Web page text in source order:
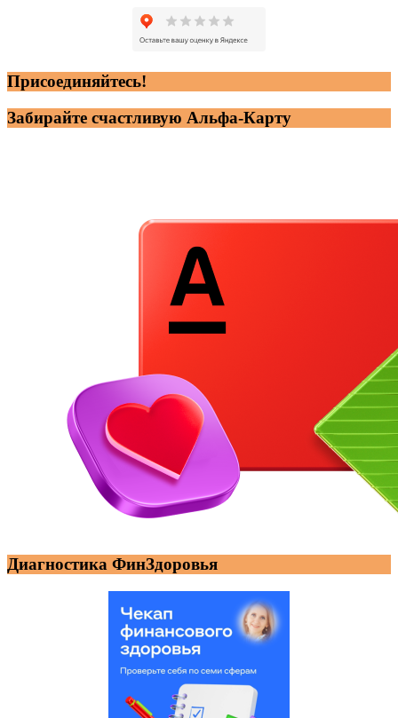
Присоединяйтесь!
Забирайте счастливую Альфа-Карту
Диагностика ФинЗдоровья